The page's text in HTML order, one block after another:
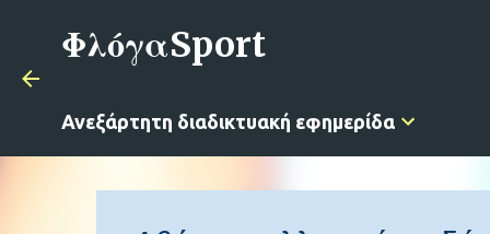
ΦλόγαSport
Ανεξάρτητη διαδικτυακή εφημερίδα